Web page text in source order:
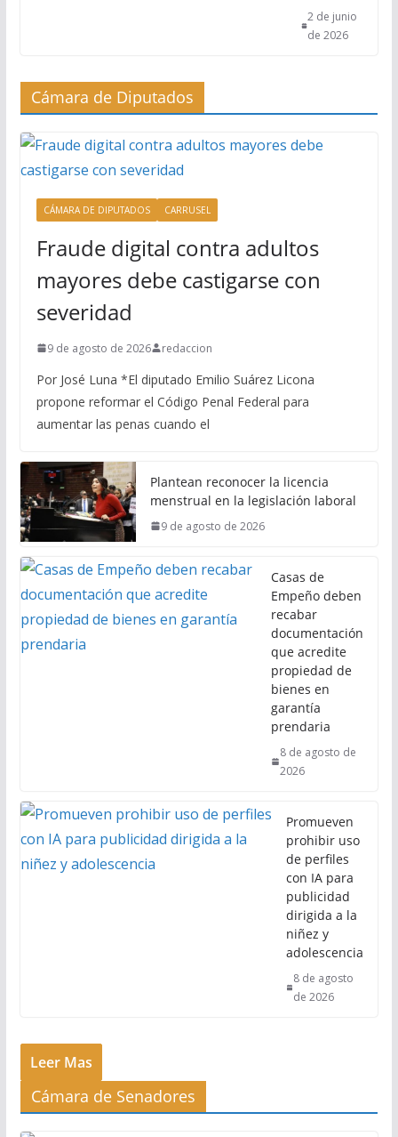
2 de junio
de 2026
Cámara de Diputados
CÁMARA DE DIPUTADOS CARRUSEL
Fraude digital contra adultos
mayores debe castigarse con
severidad
9 de agosto de 2026 redaccion
Por José Luna *El diputado Emilio Suárez Licona
propone reformar el Código Penal Federal para
aumentar las penas cuando el
Plantean reconocer la licencia
menstrual en la legislación laboral
9 de agosto de 2026
Casas de
Empeño deben
recabar
documentación
que acredite
propiedad de
bienes en
garantía
prendaria
8 de agosto de
2026
Promueven
prohibir uso
de perfiles
con IA para
publicidad
dirigida a la
niñez y
adolescencia
8 de agosto
de 2026
Leer Mas
Cámara de Senadores